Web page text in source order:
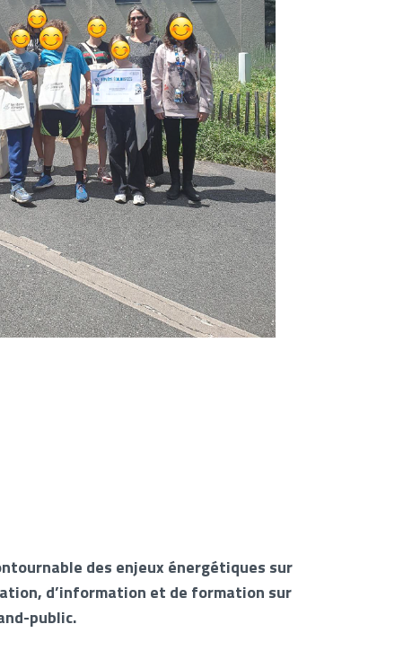
des enjeux énergétiques sur
d’information et de formation sur
public.